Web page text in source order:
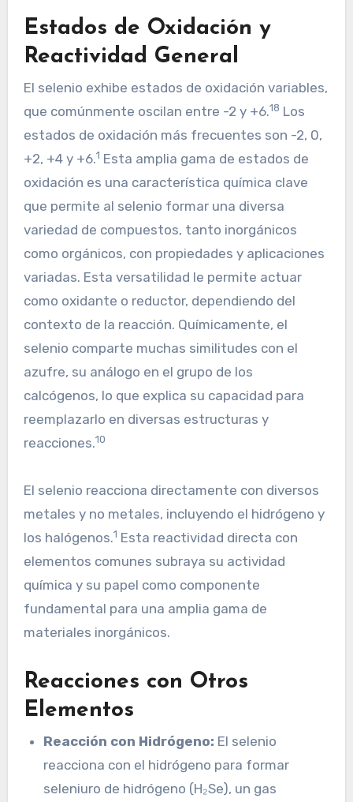
Estados de Oxidación y
Reactividad General
El selenio exhibe estados de oxidación variables,
que comúnmente oscilan entre -2 y +6.18 Los
estados de oxidación más frecuentes son -2, 0,
+2, +4 y +6.1 Esta amplia gama de estados de
oxidación es una característica química clave
que permite al selenio formar una diversa
variedad de compuestos, tanto inorgánicos
como orgánicos, con propiedades y aplicaciones
variadas. Esta versatilidad le permite actuar
como oxidante o reductor, dependiendo del
contexto de la reacción. Químicamente, el
selenio comparte muchas similitudes con el
azufre, su análogo en el grupo de los
calcógenos, lo que explica su capacidad para
reemplazarlo en diversas estructuras y
reacciones.10
El selenio reacciona directamente con diversos
metales y no metales, incluyendo el hidrógeno y
los halógenos.1 Esta reactividad directa con
elementos comunes subraya su actividad
química y su papel como componente
fundamental para una amplia gama de
materiales inorgánicos.
Reacciones con Otros
Elementos
Reacción con Hidrógeno: El selenio
reacciona con el hidrógeno para formar
seleniuro de hidrógeno (H₂Se), un gas